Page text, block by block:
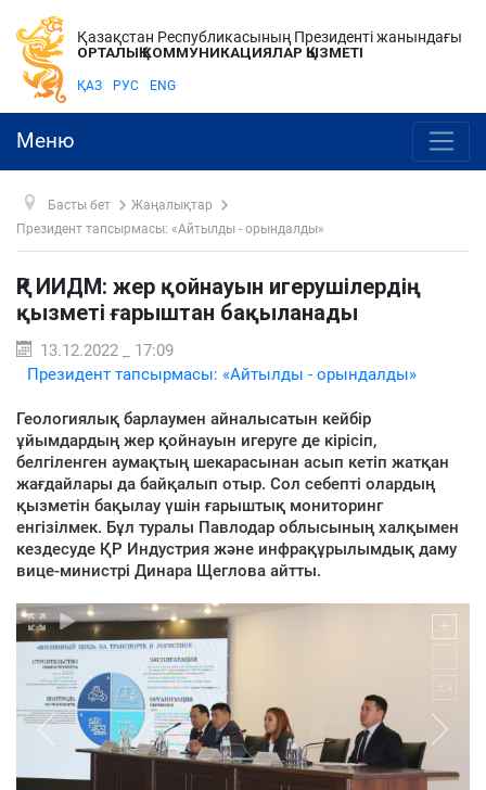
Қазақстан Республикасының Президенті жанындағы
ОРТАЛЫҚ КОММУНИКАЦИЯЛАР ҚЫЗМЕТІ
ҚАЗ РУС ENG
Меню
Басты бет
Жаңалықтар
Президент тапсырмасы: «Айтылды - орындалды»
ҚР ИИДМ: жер қойнауын игерушілердің
қызметі ғарыштан бақыланады
13.12.2022 _ 17:09
Президент тапсырмасы: «Айтылды - орындалды»
Геологиялық барлаумен айналысатын кейбір
ұйымдардың жер қойнауын игеруге де кірісіп,
белгіленген аумақтың шекарасынан асып кетіп жатқан
жағдайлары да байқалып отыр. Сол себепті олардың
қызметін бақылау үшін ғарыштық мониторинг
енгізілмек. Бұл туралы Павлодар облысының халқымен
кездесуде ҚР Индустрия және инфрақұрылымдық даму
вице-министрі Динара Щеглова айтты.